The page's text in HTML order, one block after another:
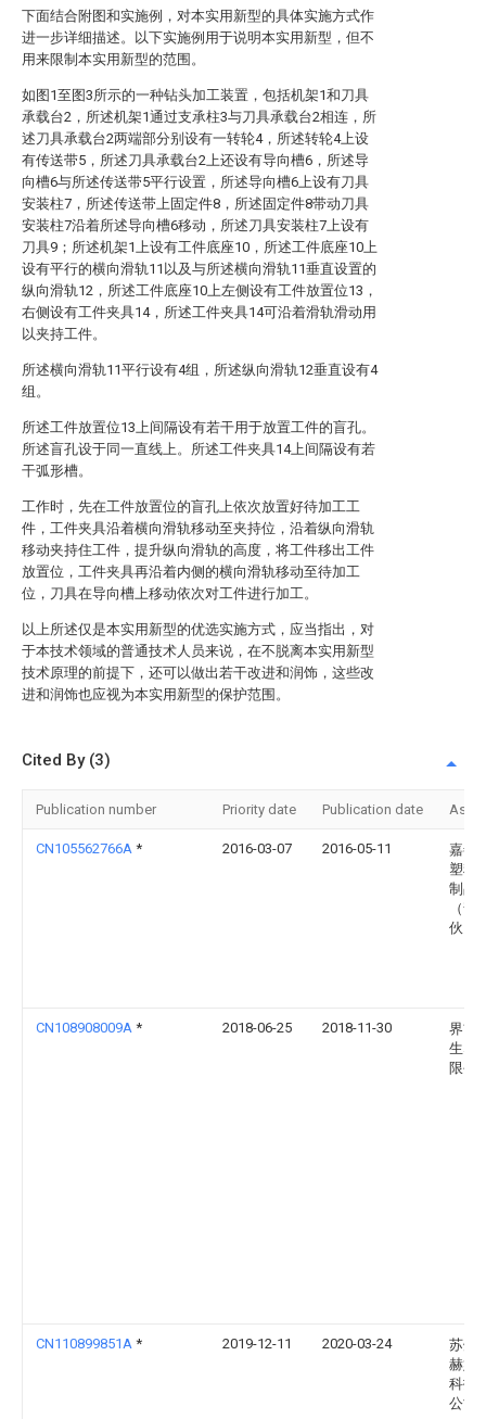
下面结合附图和实施例，对本实用新型的具体实施方式作
进一步详细描述。以下实施例用于说明本实用新型，但不
用来限制本实用新型的范围。
如图1至图3所示的一种钻头加工装置，包括机架1和刀具
承载台2，所述机架1通过支承柱3与刀具承载台2相连，所
述刀具承载台2两端部分别设有一转轮4，所述转轮4上设
有传送带5，所述刀具承载台2上还设有导向槽6，所述导
向槽6与所述传送带5平行设置，所述导向槽6上设有刀具
安装柱7，所述传送带上固定件8，所述固定件8带动刀具
安装柱7沿着所述导向槽6移动，所述刀具安装柱7上设有
刀具9；所述机架1上设有工件底座10，所述工件底座10上
设有平行的横向滑轨11以及与所述横向滑轨11垂直设置的
纵向滑轨12，所述工件底座10上左侧设有工件放置位13，
右侧设有工件夹具14，所述工件夹具14可沿着滑轨滑动用
以夹持工件。
所述横向滑轨11平行设有4组，所述纵向滑轨12垂直设有4
组。
所述工件放置位13上间隔设有若干用于放置工件的盲孔。
所述盲孔设于同一直线上。所述工件夹具14上间隔设有若
干弧形槽。
工作时，先在工件放置位的盲孔上依次放置好待加工工
件，工件夹具沿着横向滑轨移动至夹持位，沿着纵向滑轨
移动夹持住工件，提升纵向滑轨的高度，将工件移出工件
放置位，工件夹具再沿着内侧的横向滑轨移动至待加工
位，刀具在导向槽上移动依次对工件进行加工。
以上所述仅是本实用新型的优选实施方式，应当指出，对
于本技术领域的普通技术人员来说，在不脱离本实用新型
技术原理的前提下，还可以做出若干改进和润饰，这些改
进和润饰也应视为本实用新型的保护范围。
Cited By (3)
Publication number Priority date Publication date
CN105562766A * 2016-03-07 2016-05-11
嘉善
塑料
制品
（普
伙）
CN108908009A * 2018-06-25 2018-11-30
界首
生塑
限公
CN110899851A * 2019-12-11 2020-03-24
苏州
赫姆
科技
公司